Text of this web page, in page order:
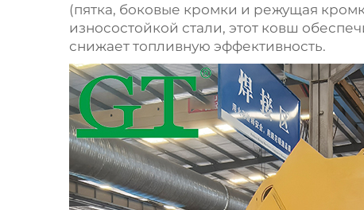
(пятка, боковые кромки и режущая
износостойкой стали, этот ковш
снижает топливную эффективность.